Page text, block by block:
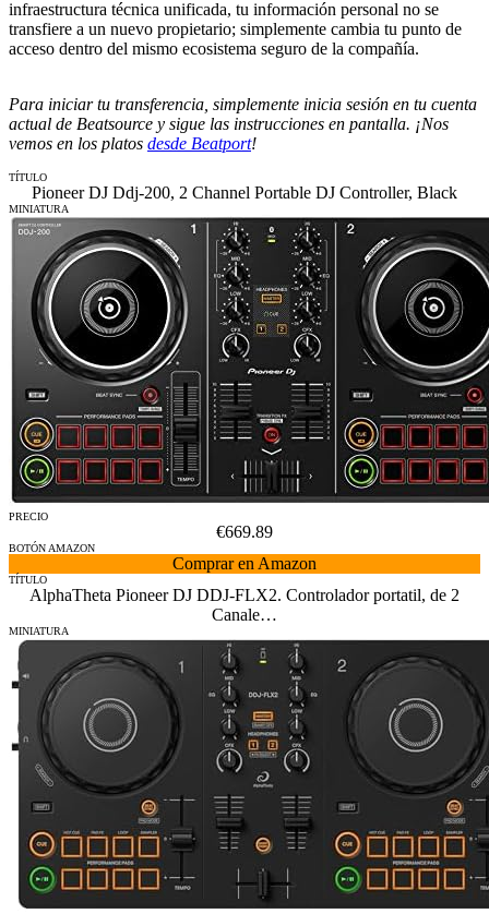
infraestructura técnica unificada, tu información personal no se
transfiere a un nuevo propietario; simplemente cambia tu punto de
acceso dentro del mismo ecosistema seguro de la compañía.
Para iniciar tu transferencia, simplemente inicia sesión en tu cuenta
actual de Beatsource y sigue las instrucciones en pantalla. ¡Nos
vemos en los platos desde Beatport!
TÍTULO
Pioneer DJ Ddj-200, 2 Channel Portable DJ Controller, Black
MINIATURA
PRECIO
€669.89
BOTÓN AMAZON
Comprar en Amazon
TÍTULO
AlphaTheta Pioneer DJ DDJ-FLX2. Controlador portatil, de 2
Canale…
MINIATURA